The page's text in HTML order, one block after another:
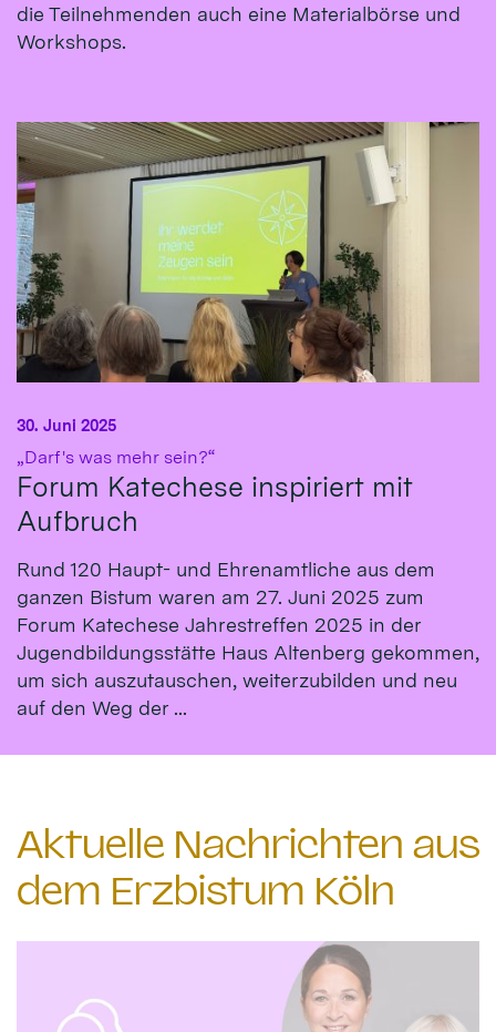
die Teilnehmenden auch eine Materialbörse und
Workshops.
„Darf's was mehr sein?“
Forum Katechese inspiriert mit
Aufbruch
30. Juni 2025
Rund 120 Haupt- und Ehrenamtliche aus dem
ganzen Bistum waren am 27. Juni 2025 zum
Forum Katechese Jahrestreffen 2025 in der
Jugendbildungsstätte Haus Altenberg gekommen,
um sich auszutauschen, weiterzubilden und neu
auf den Weg der ...
Aktuelle Nachrichten aus
dem Erzbistum Köln